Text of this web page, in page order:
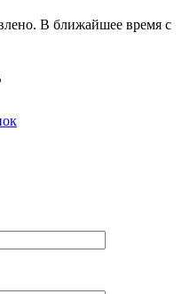
В ближайшее время с